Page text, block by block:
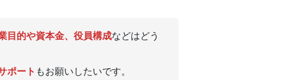
目的や資本金、役員構成などはどう
ポート もお願いしたいです。